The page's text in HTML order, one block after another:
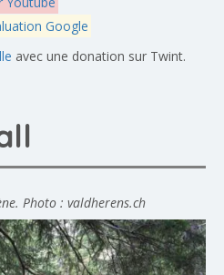
Google
avec une donation sur Twint.
Photo : valdherens.ch